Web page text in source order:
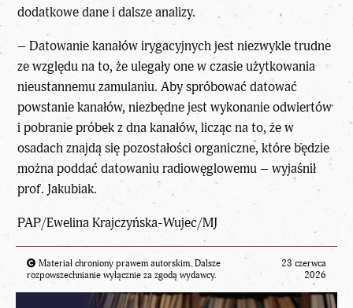
dodatkowe dane i dalsze analizy.
– Datowanie kanałów irygacyjnych jest niezwykle trudne
ze względu na to, że ulegały one w czasie użytkowania
nieustannemu zamulaniu. Aby spróbować datować
powstanie kanałów, niezbędne jest wykonanie odwiertów
i pobranie próbek z dna kanałów, licząc na to, że w
osadach znajdą się pozostałości organiczne, które będzie
można poddać datowaniu radiowęglowemu – wyjaśnił
prof. Jakubiak.
PAP/Ewelina Krajczyńska-Wujec/MJ
Materiał chroniony prawem autorskim. Dalsze
rozpowszechnianie wyłącznie za zgodą wydawcy.
23 czerwca
2026